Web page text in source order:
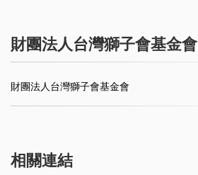
財團法人台灣獅子會基金會
財團法人台灣獅子會基金會
相關連結